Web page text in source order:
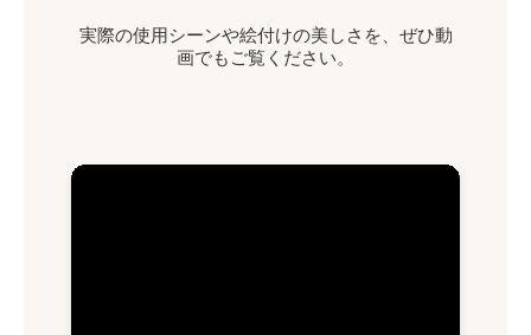
実際の使用シーンや絵付けの美しさを、ぜひ動
画でもご覧ください。